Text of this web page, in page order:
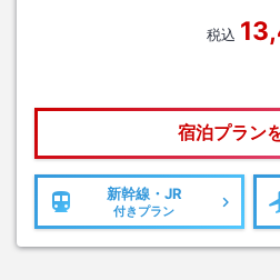
税込
宿泊プラン
新幹線・JR
付きプラン